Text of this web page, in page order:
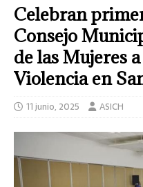
Celebran
Consejo
de las Mujeres
Violencia en
11 junio, 2025 ASICH